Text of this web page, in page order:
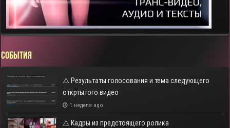
СОБЫТИЯ
⚠️ Результаты голосования и тема следующего
откртытого видео
1 неделя ago
⚠️ Кадры из предстоящего ролика